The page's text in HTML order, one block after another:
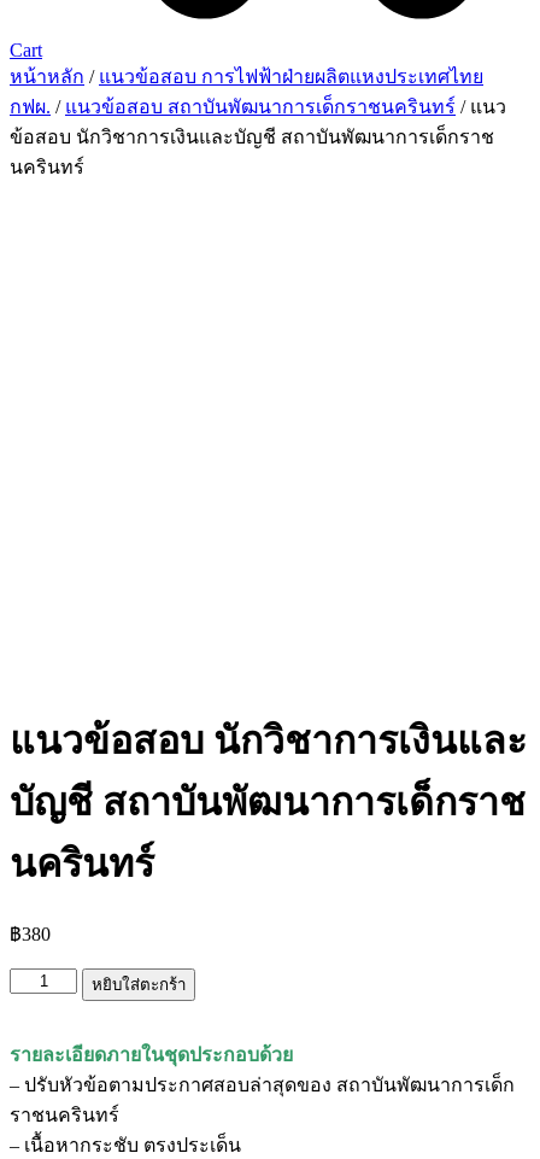
Cart
หน้าหลัก / แนวข้อสอบ การไฟฟ้าฝ่ายผลิตแหงประเทศไทย
กฟผ. / แนวข้อสอบ สถาบันพัฒนาการเด็กราชนครินทร์ / แนว
ข้อสอบ นักวิชาการเงินและบัญชี สถาบันพัฒนาการเด็กราช
นครินทร์
แนวข้อสอบ นักวิชาการเงินและ
บัญชี สถาบันพัฒนาการเด็กราช
นครินทร์
฿380
จำนวน
วิชาการ
เงิน
หยิบใส่ตะกร้า
รายละเอียดภายในชุดประกอบด้วย
– ปรับหัวข้อตามประกาศสอบล่าสุดของ สถาบันพัฒนาการเด็ก
ราชนครินทร์
– เนื้อหากระชับ ตรงประเด็น